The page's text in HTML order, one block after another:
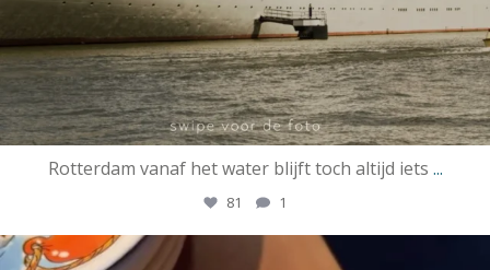
Rotterdam vanaf het water blijft toch altijd iets ...
81 1